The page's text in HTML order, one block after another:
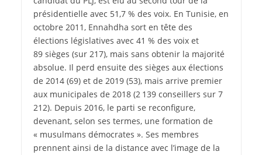
présidentielle avec 51,7 % des voix. En Tunisie, en
octobre 2011, Ennahdha sort en tête des
élections législatives avec 41 % des voix et
89 sièges (sur 217), mais sans obtenir la majorité
absolue. Il perd ensuite des sièges aux élections
de 2014 (69) et de 2019 (53), mais arrive premier
aux municipales de 2018 (2 139 conseillers sur 7
212). Depuis 2016, le parti se reconfigure,
devenant, selon ses termes, une formation de
« musulmans démocrates ». Ses membres
prennent ainsi de la distance avec l’image de la